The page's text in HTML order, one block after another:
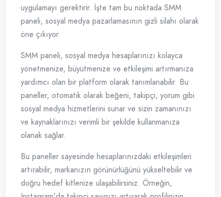
uygulamayı gerektirir. İşte tam bu noktada SMM
paneli, sosyal medya pazarlamasının gizli silahı olarak
öne çıkıyor.
SMM paneli, sosyal medya hesaplarınızı kolayca
yönetmenize, büyütmenize ve etkileşimi artırmanıza
yardımcı olan bir platform olarak tanımlanabilir. Bu
paneller, otomatik olarak beğeni, takipçi, yorum gibi
sosyal medya hizmetlerini sunar ve sizin zamanınızı
ve kaynaklarınızı verimli bir şekilde kullanmanıza
olanak sağlar.
Bu paneller sayesinde hesaplarınızdaki etkileşimleri
artırabilir, markanızın görünürlüğünü yükseltebilir ve
doğru hedef kitlenize ulaşabilirsiniz. Örneğin,